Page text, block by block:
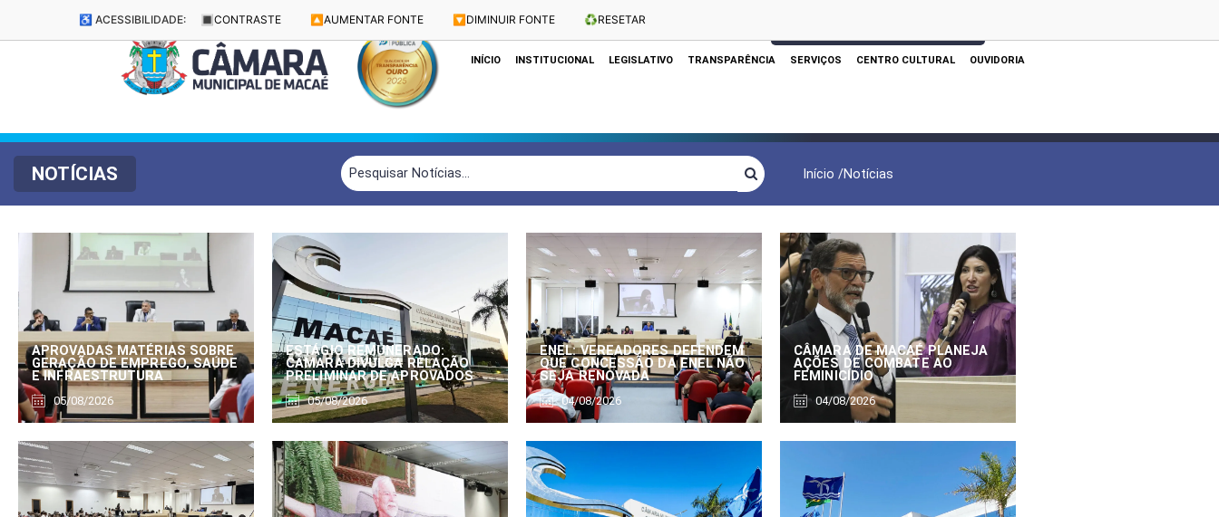
♿ ACESSIBILIDADE: 🔳 CONTRASTE 🔼 AUMENTAR FONTE 🔽 DIMINUIR FONTE ♻️RESETAR
Dias e Horários das Sessões: Terças e Quartas às 10h
INÍCIO INSTITUCIONAL LEGISLATIVO TRANSPARÊNCIA SERVIÇOS CENTRO CULTURAL OUVIDORIA
NOTÍCIAS Início /Notícias
APROVADAS MATÉRIAS SOBRE
GERAÇÃO DE EMPREGO, SAÚDE
E INFRAESTRUTURA
05/08/2026
ESTÁGIO REMUNERADO:
CÂMARA DIVULGA RELAÇÃO
PRELIMINAR DE APROVADOS
05/08/2026
ENEL: VEREADORES DEFENDEM
QUE CONCESSÃO DA ENEL NÃO
SEJA RENOVADA
04/08/2026
CÂMARA DE MACAÉ PLANEJA
AÇÕES DE COMBATE AO
FEMINICÍDIO
04/08/2026